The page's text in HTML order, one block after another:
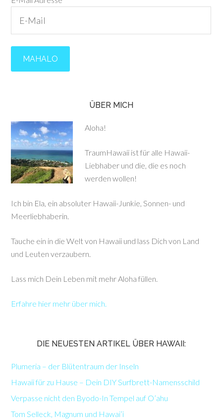
ÜBER MICH
Aloha!
TraumHawaii ist für alle Hawaii-
Liebhaber und die, die es noch
werden wollen!
Ich bin Ela, ein absoluter Hawaii-Junkie, Sonnen- und
Meerliebhaberin.
Tauche ein in die Welt von Hawaii und lass Dich von Land
und Leuten verzaubern.
Lass mich Dein Leben mit mehr Aloha füllen.
Erfahre hier mehr über mich.
DIE NEUESTEN ARTIKEL ÜBER HAWAII:
Plumeria – der Blütentraum der Inseln
Hawaii für zu Hause – Dein DIY Surfbrett-Namensschild
Verpasse nicht den Byodo-In Tempel auf O’ahu
Tom Selleck, Magnum und Hawai’i